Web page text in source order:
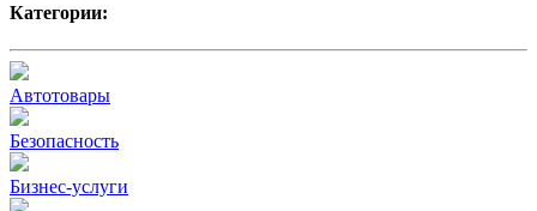
Категории:
Автотовары
Безопасность
Бизнес-услуги